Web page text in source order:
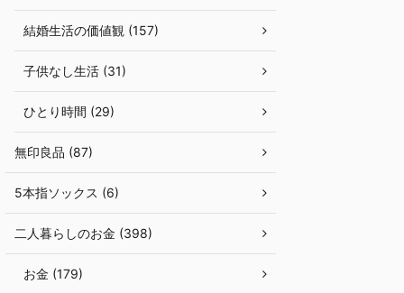
結婚生活の価値観 (157)
子供なし生活 (31)
ひとり時間 (29)
無印良品 (87)
5本指ソックス (6)
二人暮らしのお金 (398)
お金 (179)